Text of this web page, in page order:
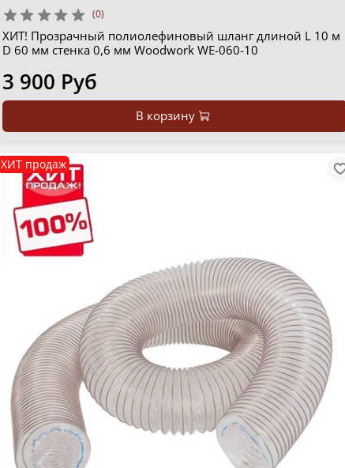
(0)
ХИТ! Прозрачный полиолефиновый шланг длиной L 10 м
D 60 мм стенка 0,6 мм Woodwork WE-060-10
3 900 Руб
В корзину
ХИТ продаж